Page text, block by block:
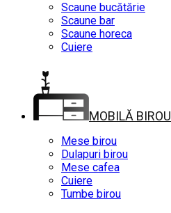
Scaune bucătărie
Scaune bar
Scaune horeca
Cuiere
MOBILĂ BIROU
Mese birou
Dulapuri birou
Mese cafea
Cuiere
Tumbe birou